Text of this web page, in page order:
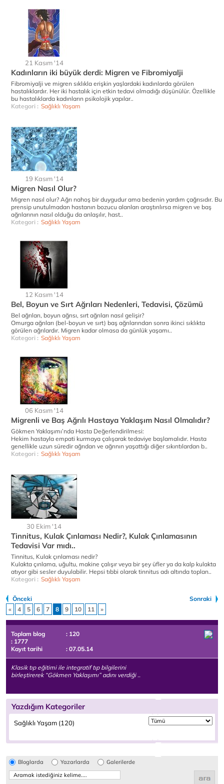
21 Kasım '14
Kadınların iki büyük derdi: Migren ve Fibromiyalji
Fibromiyalji ve migren sıklıkla erişkin yaşlardaki kadınlarda görülen
hastalıklardır. Her iki hastalık için etkin tedavi olmadığı düşünülür. Özellikle
bu hastalıklarda kadınların psikolojik yapılar..
Kategori : Sağlıklı Yaşam
19 Kasım '14
Migren Nasıl Olur?
Migren nasıl olur? Ağrı nahoş bir duygudur ama bedenin yardım çağrısıdır. Bu
prensip unutulmadan hastanın bozucu alanları araştırılırsa migren ve baş
ağrılarının nasıl olduğu da anlaşılır, hast..
Kategori : Sağlıklı Yaşam
12 Kasım '14
Bel, Boyun ve Sırt Ağrıları Nedenleri, Tedavisi, Çözümü
Bel ağrıları, boyun ağrısı, sırt ağrıları nasıl gelişir?
Omurga ağrıları (bel-boyun ve sırt) baş ağrılarından sonra ikinci sıklıkta
görülen ağrılardır. Migren kadar olmasa da günlük yaşamı..
Kategori : Sağlıklı Yaşam
06 Kasım '14
Migrenli ve Baş Ağrılı Hastaya Yaklaşım Nasıl Olmalıdır?
Gökmen Yaklaşımı’nda Hasta Değerlendirilmesi:
Hekim hastayla empati kurmaya çalışarak tedaviye başlamalıdır. Hasta
genellikle uzun süredir ağrıdan ve ağrının yaşattığı diğer sıkıntılardan b..
Kategori : Sağlıklı Yaşam
30 Ekim '14
Tinnitus, Kulak Çınlaması Nedir?, Kulak Çınlamasının
Tedavisi Var mıdı..
Tinnitus, Kulak çınlaması nedir?
Kulakta çınlama, uğultu, makine çalışır veya bir şey üfler ya da kalp kulakta
atıyor gibi sesler duyulabilir. Hepsi tıbbi olarak tinnitus adı altında toplan..
Kategori : Sağlıklı Yaşam
Önceki
Sonraki
«
4 5 6 7 8 9 10 11 »
Toplam blog
: 120
: 1777
Kayıt tarihi
: 07.05.14
Klasik tıp eğitimi ile integratif tıp bilgilerini
birleştirerek “Gökmen Yaklaşımı” adını verdiği ..
Yazdığım Kategoriler
Sağlıklı Yaşam (120)
Bloglarda Yazarlarda Galerilerde